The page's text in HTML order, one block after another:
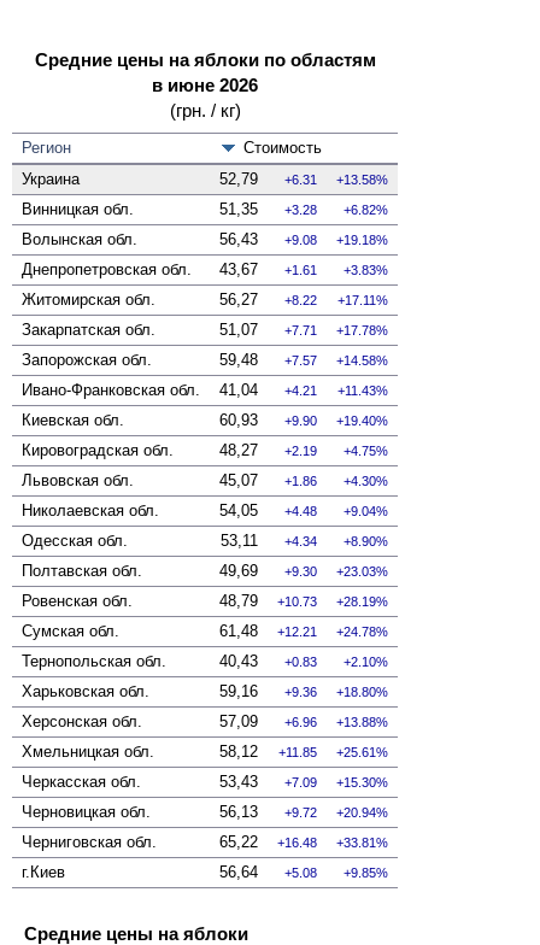
Средние цены на яблоки по областям
в июне 2026
(грн. / кг)
Регион
Стоимость
Украина
52,79 6.31 13.58%
Винницкая обл. 51,35 3.28 6.82%
Волынская обл. 56,43 9.08 19.18%
Днепропетровская обл. 43,67 1.61 3.83%
Житомирская обл. 56,27 8.22 17.11%
Закарпатская обл. 51,07 7.71 17.78%
Запорожская обл. 59,48 7.57 14.58%
Ивано-Франковская обл. 41,04 4.21 11.43%
Киевская обл. 60,93 9.90 19.40%
Кировоградская обл. 48,27 2.19 4.75%
Львовская обл. 45,07 1.86 4.30%
Николаевская обл. 54,05 4.48 9.04%
Одесская обл. 53,11 4.34 8.90%
Полтавская обл. 49,69 9.30 23.03%
Ровенская обл. 48,79 10.73 28.19%
Сумская обл. 61,48 12.21 24.78%
Тернопольская обл. 40,43 0.83 2.10%
Харьковская обл. 59,16 9.36 18.80%
Херсонская обл. 57,09 6.96 13.88%
Хмельницкая обл. 58,12 11.85 25.61%
Черкасская обл. 53,43 7.09 15.30%
Черновицкая обл. 56,13 9.72 20.94%
Черниговская обл. 65,22 16.48 33.81%
г.Киев 56,64 5.08 9.85%
Средние цены на яблоки